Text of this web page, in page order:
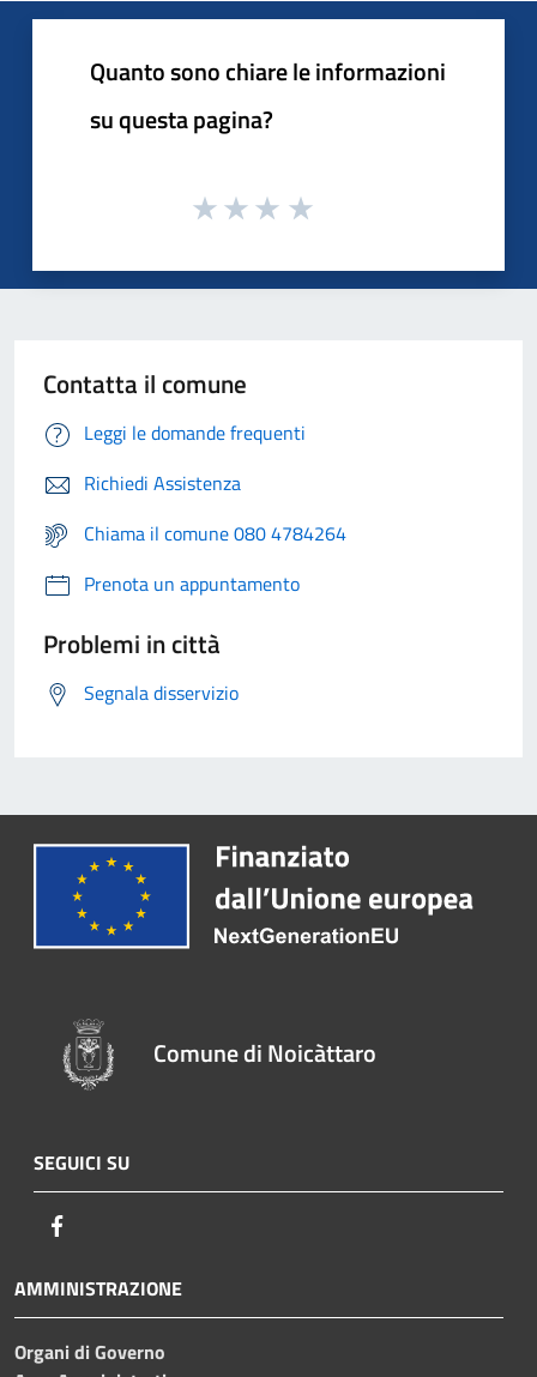
Quanto sono chiare le informazioni
su questa pagina?
Contatta il comune
Leggi le domande frequenti
Richiedi Assistenza
Chiama il comune 080 4784264
Prenota un appuntamento
Problemi in città
Segnala disservizio
Comune di Noicàttaro
SEGUICI SU
AMMINISTRAZIONE
Organi di Governo